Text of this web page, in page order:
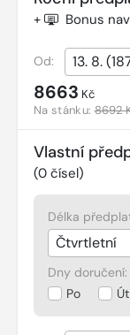
+ Bonus
Od:
8663 Kč
Na stánku:8692
Vlastní
(0 čísel)
Délka
Dny doručení:
Po
Út